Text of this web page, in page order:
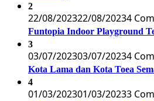
2
22/08/202322/08/20234
Funtopia Indoor Playground
3
03/07/202303/07/20234
Kota Lama dan Kota Toea
4
01/03/202301/03/20233